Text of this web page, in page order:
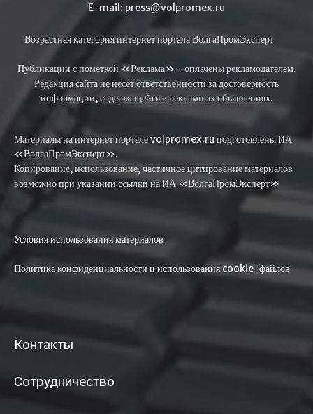
E-mail: press@volpromex.ru
Возрастная категория интернет портала ВолгаПромЭксперт
Публикации с пометкой «Реклама» - оплачены рекламодателем.
Редакция сайта не несет ответственности за достоверность
информации, содержащейся в рекламных объявлениях.
Материалы на интернет портале volpromex.ru подготовлены ИА
«ВолгаПромЭксперт».
Копирование, использование, частичное цитирование материалов
возможно при указании ссылки на ИА «ВолгаПромЭксперт»
Условия использования материалов
Политика конфиденциальности и использования cookie-файлов
Контакты
Сотрудничество